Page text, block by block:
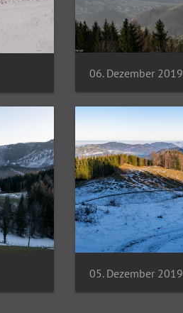
06. Dezember 2019
05. Dezember 2019